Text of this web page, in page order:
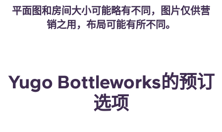
平面图和房间大小可能略有不同，图片仅供营
销之用，布局可能有所不同。
Yugo Bottleworks的预订
选项